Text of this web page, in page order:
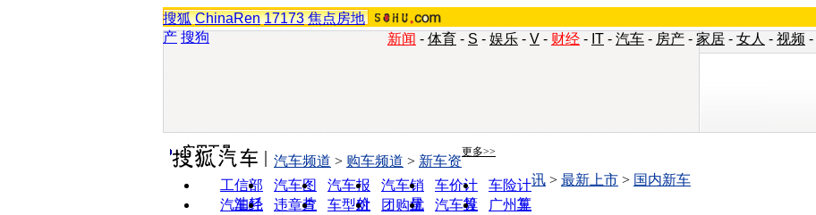
搜狐 ChinaRen 17173 焦点房地
产 搜狗 新闻 - 体育 - S - 娱乐 - V - 财经 - IT - 汽车 - 房产 - 家居 - 女人 - 视频 -
实用工具 更多>>
工信部
油耗
汽车图
片
汽车报
价
汽车销
量
车价计
算
车险计
算
汽车经
违章查
车型对
团购优
汽车投
广州车
汽车频道 > 购车频道 > 新车资
讯 > 最新上市 > 国内新车